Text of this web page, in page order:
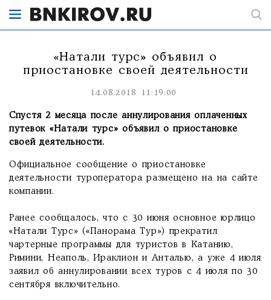
«Натали турс» объявил о
приостановке своей деятельности
14.08.2018 11:19:00
Спустя 2 месяца после аннулирования оплаченных
путевок «Натали турс» объявил о приостановке
своей деятельности.
Официальное сообщение о приостановке
деятельности туроператора размещено на на сайте
компании.
Ранее сообщалось, что с 30 июня основное юрлицо
«Натали Турс» («Панорама Тур») прекратил
чартерные программы для туристов в Катанию,
Римини, Неаполь, Ираклион и Анталью, а уже 4 июля
заявил об аннулировании всех туров с 4 июля по 30
сентября включительно.